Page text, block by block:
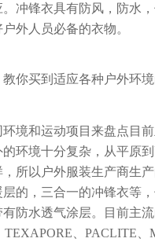
冲锋衣具有防风，防水
外人员必备的衣物。
境和运动项目来盘点目
环境十分复杂，从平原
，所以户外服装生产商生
层的，三合一的冲锋衣等
防水透气涂层。目前主
TEXAPORE、PACLITE、